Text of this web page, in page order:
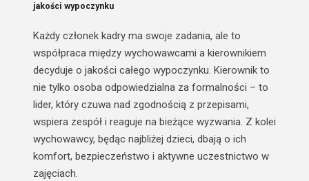
jakości wypoczynku
Każdy członek kadry ma swoje zadania, ale to
współpraca między wychowawcami a kierownikiem
decyduje o jakości całego wypoczynku. Kierownik to
nie tylko osoba odpowiedzialna za formalności – to
lider, który czuwa nad zgodnością z przepisami,
wspiera zespół i reaguje na bieżące wyzwania. Z kolei
wychowawcy, będąc najbliżej dzieci, dbają o ich
komfort, bezpieczeństwo i aktywne uczestnictwo w
zajęciach.